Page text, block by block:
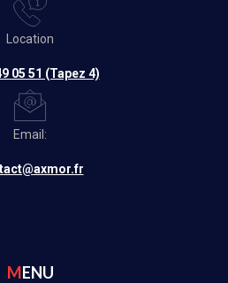
Location
05 51 (Tapez 4)
Email:
MENU